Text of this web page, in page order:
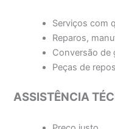
Serviços com
Reparos,
Conversão de
Peças de
ASSISTÊNCIA